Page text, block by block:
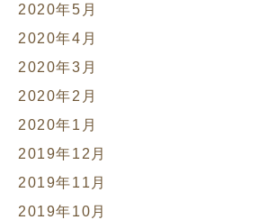
2020年5月
2020年4月
2020年3月
2020年2月
2020年1月
2019年12月
2019年11月
2019年10月